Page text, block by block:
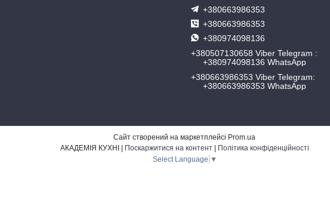
+380663986353
+380663986353
+380974098136
+380507130658 Viber Telegram
+380974098136 WhatsApp
+380663986353 Viber Telegram
+380663986353 WhatsApp
Сайт створений на маркетплейсі Prom.ua
Поскаржитися на контент
Політика конфіденційності
Select Language ▼